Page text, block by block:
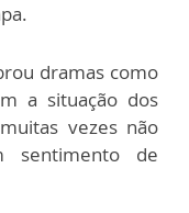
dramas como
a situação dos
vezes não
sentimento de